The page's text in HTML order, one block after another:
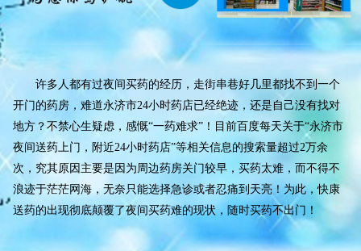
许多人都有过夜间买药的经历，走街串巷好几里都找不到一个
开门的药房，难道永济市24小时药店已经绝迹，还是自己没有找对
地方？不禁心生疑虑，感慨“一药难求”！目前百度每天关于“永济市
夜间送药上门，附近24小时药店”等相关信息的搜索量超过2万余
次，究其原因主要是因为周边药房关门较早，买药太难，而不得不
浪迹于茫茫网海，无奈只能选择急诊或者忍痛到天亮！为此，快康
送药的出现彻底颠覆了夜间买药难的现状，随时买药不出门！